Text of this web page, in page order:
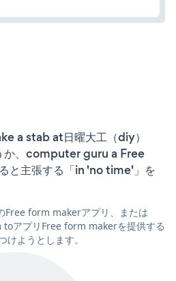
a stab at日曜大工（diy）
か、computer guru a Free
と主張する「in 'no time'」を
Free form makerアプリ、または
アプリFree form makerを提供する
ようとします。